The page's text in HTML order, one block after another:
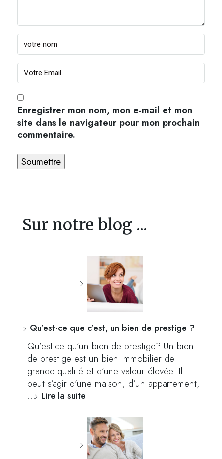
Enregistrer mon nom, mon e-mail et mon
site dans le navigateur pour mon prochain
commentaire.
Sur notre blog ...
Qu’est-ce que c’est, un bien de prestige ?
Qu’est-ce qu’un bien de prestige? Un bien
de prestige est un bien immobilier de
grande qualité et d’une valeur élevée. Il
peut s’agir d’une maison, d’un appartement,
… Lire la suite